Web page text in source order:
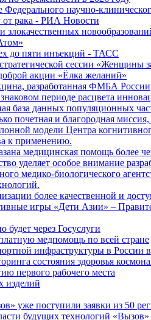
Федерального научно-
рака - РИА Новости
до пяти инъекций - ТАСС
сессии «Женщины
акции «Ёлка желаний»
разработанная ФМБА
периоде расцвета
база данных популяционных
и благородная миссия,
модели Центра
к применению.
медицинская помощь более
уделяет особое внимание
медико-биологического
более качественной и
игры «Дети Азии» –
через Госуслуги
медпомощь по всей стране
инфраструктуры в России
состояния здоровья
первого рабочего места
изделий
поступили заявки из 50
будущих технологий «Вызов»